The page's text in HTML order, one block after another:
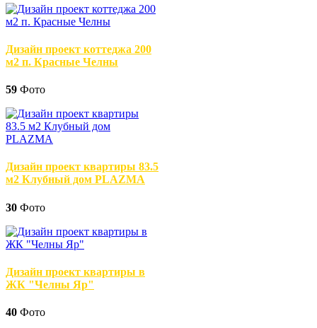
Дизайн проект коттеджа 200
м2 п. Красные Челны
59 Фото
Дизайн проект квартиры 83.5
м2 Клубный дом PLAZMA
30 Фото
Дизайн проект квартиры в
ЖК "Челны Яр"
40 Фото